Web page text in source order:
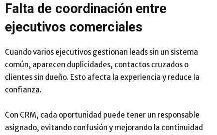
Falta de coordinación entre
ejecutivos comerciales
Cuando varios ejecutivos gestionan leads sin un sistema
común, aparecen duplicidades, contactos cruzados o
clientes sin dueño. Esto afecta la experiencia y reduce la
confianza.
Con CRM, cada oportunidad puede tener un responsable
asignado, evitando confusión y mejorando la continuidad